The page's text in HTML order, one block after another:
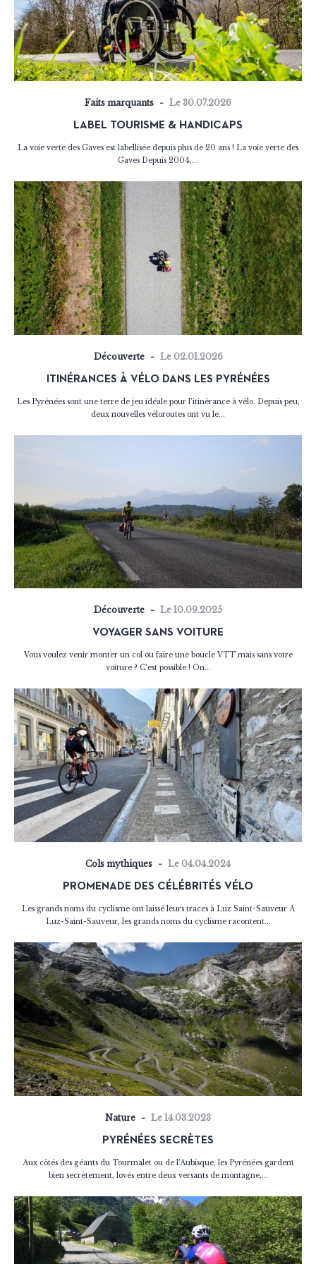
Faits marquants Le 30.07.2026
LABEL TOURISME & HANDICAPS
La voie verte des Gaves est labellisée depuis plus de 20 ans ! La voie verte des
Gaves Depuis 2004,...
Découverte Le 02.01.2026
ITINÉRANCES À VÉLO DANS LES PYRÉNÉES
Les Pyrénées sont une terre de jeu idéale pour l’itinérance à vélo. Depuis peu,
deux nouvelles véloroutes ont vu le...
Découverte Le 10.09.2025
VOYAGER SANS VOITURE
Vous voulez venir monter un col ou faire une boucle VTT mais sans votre
voiture ? C’est possible ! On...
Cols mythiques Le 04.04.2024
PROMENADE DES CÉLÉBRITÉS VÉLO
Les grands noms du cyclisme ont laissé leurs traces à Luz Saint-Sauveur A
Luz-Saint-Sauveur, les grands noms du cyclisme racontent...
Nature Le 14.03.2023
PYRÉNÉES SECRÈTES
Aux côtés des géants du Tourmalet ou de l’Aubisque, les Pyrénées gardent
bien secrètement, lovés entre deux versants de montagne,...